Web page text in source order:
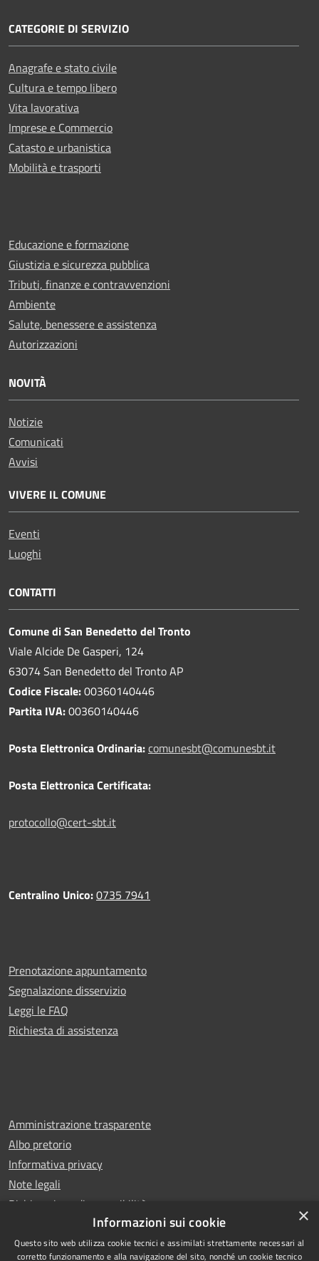
CATEGORIE DI SERVIZIO
Anagrafe e stato civile
Cultura e tempo libero
Vita lavorativa
Imprese e Commercio
Catasto e urbanistica
Mobilità e trasporti
Educazione e formazione
Giustizia e sicurezza pubblica
Tributi, finanze e contravvenzioni
Ambiente
Salute, benessere e assistenza
Autorizzazioni
NOVITÀ
Notizie
Comunicati
Avvisi
VIVERE IL COMUNE
Eventi
Luoghi
CONTATTI
Comune di San Benedetto del Tronto
Viale Alcide De Gasperi, 124
63074 San Benedetto del Tronto AP
Codice Fiscale:00360140446
Partita IVA:00360140446
Posta Elettronica Ordinaria:comunesbt@comunesbt.it
Posta Elettronica Certificata:
protocollo@cert-sbt.it
Centralino Unico:0735 7941
Prenotazione appuntamento
Segnalazione disservizio
Leggi le FAQ
Richiesta di assistenza
Amministrazione trasparente
Albo pretorio
Informativa privacy
Note legali
Dichiarazione di accessibilità
×
Informazioni sui cookie
Questo sito web utilizza cookie tecnici e assimilati strettamente necessari al
corretto funzionamento e alla navigazione del sito, nonché un cookie tecnico